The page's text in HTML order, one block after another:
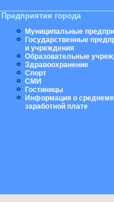
Предприятия города
Муниципальные
Государственные
и учреждения
Образовательные
Здравоохранение
Спорт
СМИ
Гостиницы
Информация о
заработной плате